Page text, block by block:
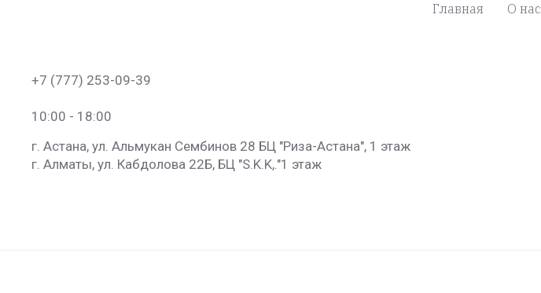
Главная О нас
+7 (777) 253-09-39
10:00 - 18:00
г. Астана, ул. Альмукан Сембинов 28 БЦ "Риза-Астана", 1 этаж
г. Алматы, ул. Кабдолова 22Б, БЦ "S.K.K​,."​1 этаж